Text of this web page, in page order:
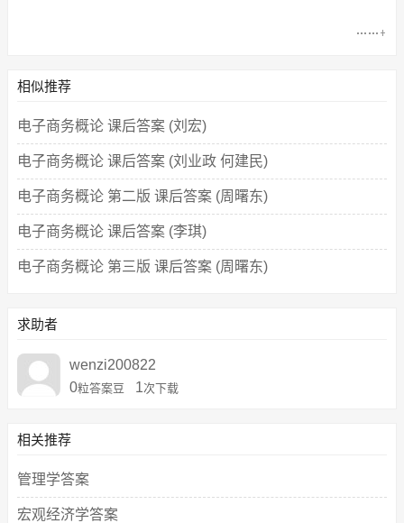
相似推荐
电子商务概论 课后答案 (刘宏)
电子商务概论 课后答案 (刘业政 何建民)
电子商务概论 第二版 课后答案 (周曙东)
电子商务概论 课后答案 (李琪)
电子商务概论 第三版 课后答案 (周曙东)
求助者
wenzi200822
0粒答案豆 1次下载
相关推荐
管理学答案
宏观经济学答案